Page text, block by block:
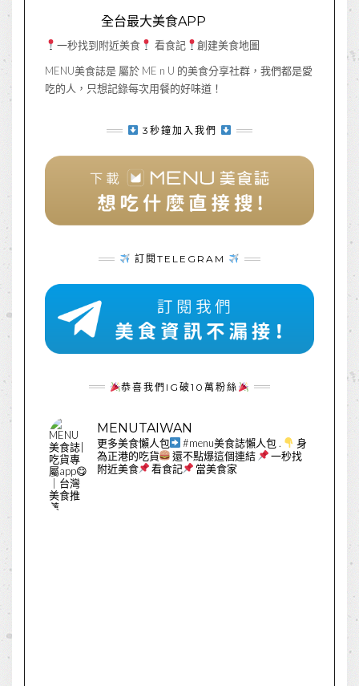
全台最大美食APP
一秒找到附近美食 看食記
創建美食地圖
MENU美食誌是 屬於 ME n U 的美食分享社群，我們都是愛
吃的人，只想記錄每次用餐的好味道！
3秒鐘加入我們
訂閱TELEGRAM
恭喜我們IG破10萬粉絲
MENUTAIWAN
更多美食懶人包 #menu美食誌懶人包 .
身
為正港的吃貨
還不點爆這個連結
一秒找
附近美食
看食記 當美食家